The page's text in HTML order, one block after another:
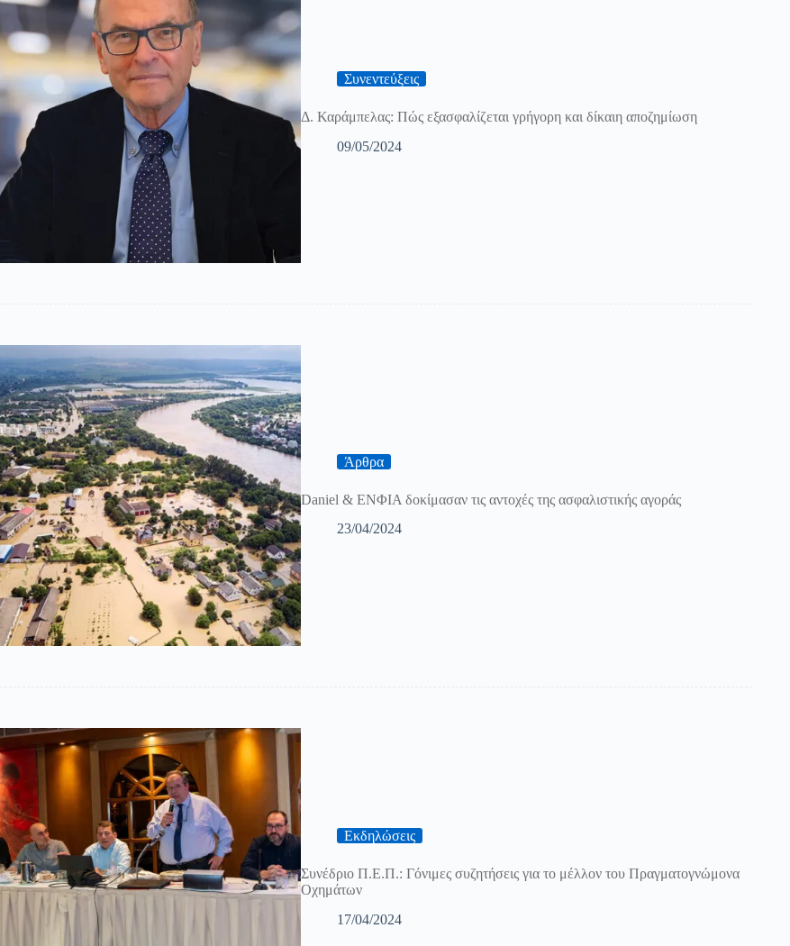
Συνεντεύξεις
Δ. Καράμπελας: Πώς εξασφαλίζεται γρήγορη και δίκαιη αποζημίωση
09/05/2024
Άρθρα
Daniel & ΕΝΦΙΑ δοκίμασαν τις αντοχές της ασφαλιστικής αγοράς
23/04/2024
Εκδηλώσεις
Συνέδριο Π.Ε.Π.: Γόνιμες συζητήσεις για το μέλλον του Πραγματογνώμονα
Οχημάτων
17/04/2024